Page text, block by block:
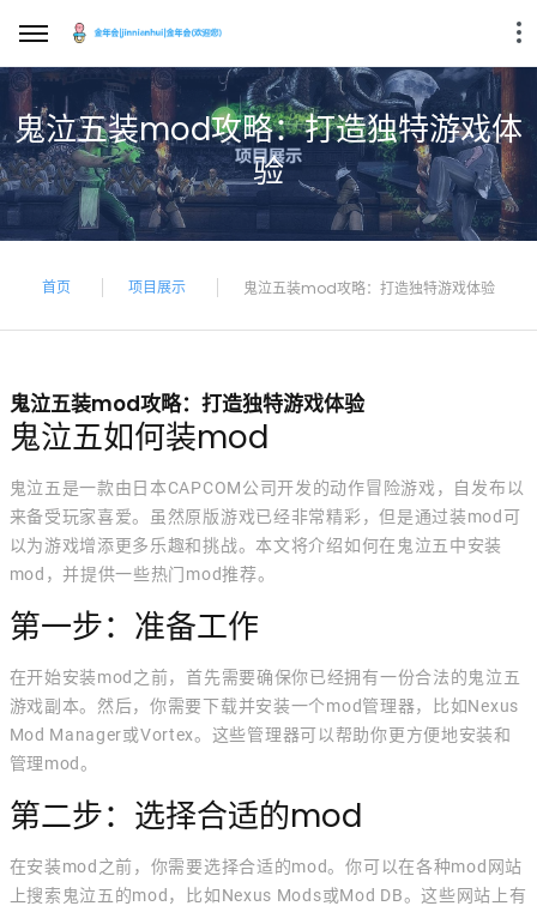
鬼泣五装mod攻略：打造独特游戏体
验
首页 项目展示 鬼泣五装mod攻略：打造独特游戏体验
鬼泣五装mod攻略：打造独特游戏体验
鬼泣五如何装mod
鬼泣五是一款由日本CAPCOM公司开发的动作冒险游戏，自发布以
来备受玩家喜爱。虽然原版游戏已经非常精彩，但是通过装mod可
以为游戏增添更多乐趣和挑战。本文将介绍如何在鬼泣五中安装
mod，并提供一些热门mod推荐。
第一步：准备工作
在开始安装mod之前，首先需要确保你已经拥有一份合法的鬼泣五
游戏副本。然后，你需要下载并安装一个mod管理器，比如Nexus
Mod Manager或Vortex。这些管理器可以帮助你更方便地安装和
管理mod。
第二步：选择合适的mod
在安装mod之前，你需要选择合适的mod。你可以在各种mod网站
上搜索鬼泣五的mod，比如Nexus Mods或Mod DB。这些网站上有